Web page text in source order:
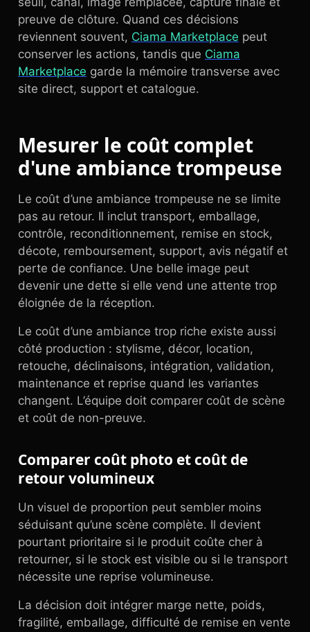
preuve de clôture. Quand ces décisions
reviennent souvent, Ciama Marketplace peut
conserver les actions, tandis que Ciama
Marketplace garde la mémoire transverse avec
site direct, support et catalogue.
Mesurer le coût complet
d'une ambiance trompeuse
Le coût d’une ambiance trompeuse ne se limite
pas au retour. Il inclut transport, emballage,
contrôle, reconditionnement, remise en stock,
décote, remboursement, support, avis négatif et
perte de confiance. Une belle image peut
devenir une dette si elle vend une attente trop
éloignée de la réception.
Le coût d’une ambiance trop riche existe aussi
côté production : stylisme, décor, location,
retouche, déclinaisons, intégration, validation,
maintenance et reprise quand les variantes
changent. L’équipe doit comparer coût de scène
et coût de non-preuve.
Comparer coût photo et coût de
retour volumineux
Un visuel de proportion peut sembler moins
séduisant qu’une scène complète. Il devient
pourtant prioritaire si le produit coûte cher à
retourner, si le stock est visible ou si le transport
nécessite une reprise volumineuse.
La décision doit intégrer marge nette, poids,
fragilité, emballage, difficulté de remise en vente